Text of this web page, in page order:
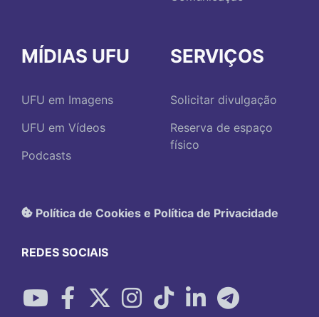
MÍDIAS UFU
UFU em Imagens
UFU em Vídeos
Podcasts
SERVIÇOS
Solicitar divulgação
Reserva de espaço
físico
Política de Cookies e Política de Privacidade
REDES SOCIAIS